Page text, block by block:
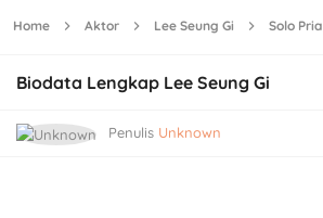
Home Aktor Lee Seung Gi Solo Pria
Biodata Lengkap Lee Seung Gi
Penulis Unknown